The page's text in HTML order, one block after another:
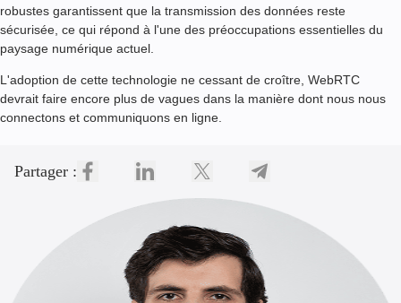
robustes garantissent que la transmission des données reste
sécurisée, ce qui répond à l'une des préoccupations essentielles du
paysage numérique actuel.
L'adoption de cette technologie ne cessant de croître, WebRTC
devrait faire encore plus de vagues dans la manière dont nous nous
connectons et communiquons en ligne.
Partager :